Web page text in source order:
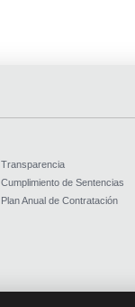
Transparencia
Cumplimiento de Sentencias
Plan Anual de Contratación